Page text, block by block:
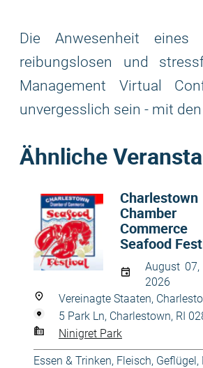
Die Anwesenheit eines
reibungslosen und
Management Virtual
unvergesslich sein - mit
Ähnliche
Charlestown
Commerce
Seafood
August
2026
Vereinagte Staaten,
5 Park Ln, Charlestown, RI
Ninigret Park
Essen & Trinken, Fleisch,